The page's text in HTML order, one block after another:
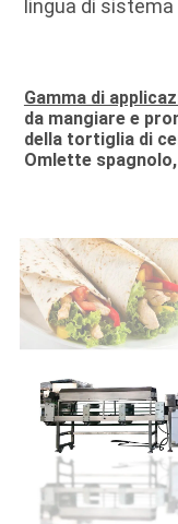
lingua di
Gamma di
da mangiare e
della tortiglia di
Omlette